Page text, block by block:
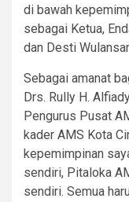
di bawah
sebagai Ketua,
dan Desti
Sebagai amanat
Drs. Rully H.
Pengurus Pusat
kader AMS Kota
kepemimpinan
sendiri, Pitaloka
sendiri. Semua